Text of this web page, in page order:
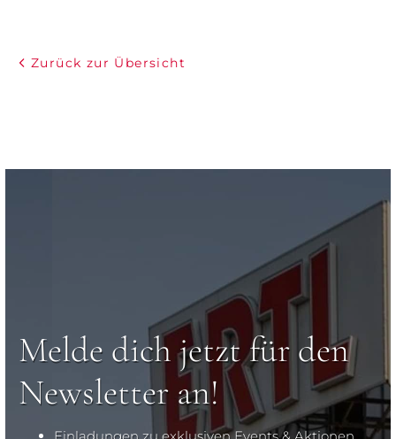
Zurück zur Übersicht
Melde dich jetzt für den
Newsletter an!